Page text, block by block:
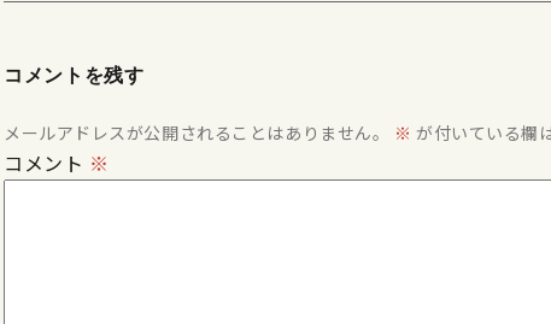
コメントを残す
メールアドレスが公開されることはありません。 ※ が付いている欄
コメント ※